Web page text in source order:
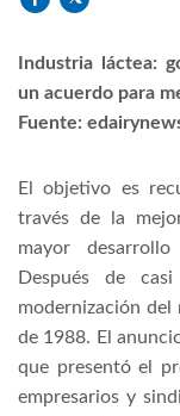
Industria láctea:
un acuerdo para
Fuente:
El objetivo es
través de la
mayor
Después de
modernización
de 1988. El
que presentó el
empresarios y